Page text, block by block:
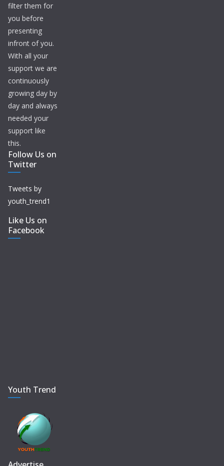
filter them for
you before
presenting
infront of you.
With all your
support we are
continuously
growing day by
day and always
needed your
support like
this.
Follow Us on
Twitter
Tweets by
youth_trend1
Like Us on
Facebook
Youth Trend